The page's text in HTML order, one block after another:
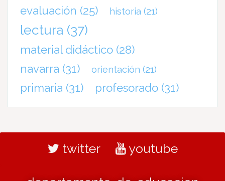
evaluación (25) historia (21)
lectura (37)
material didáctico (28)
navarra (31) orientación (21)
primaria (31) profesorado (31)
twitter youtube